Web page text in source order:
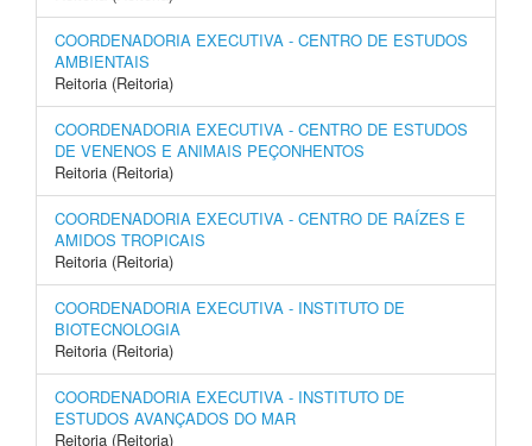
COORDENADORIA EXECUTIVA - CENTRO DE ESTUDOS
AMBIENTAIS
Reitoria (Reitoria)
COORDENADORIA EXECUTIVA - CENTRO DE ESTUDOS
DE VENENOS E ANIMAIS PEÇONHENTOS
Reitoria (Reitoria)
COORDENADORIA EXECUTIVA - CENTRO DE RAÍZES E
AMIDOS TROPICAIS
Reitoria (Reitoria)
COORDENADORIA EXECUTIVA - INSTITUTO DE
BIOTECNOLOGIA
Reitoria (Reitoria)
COORDENADORIA EXECUTIVA - INSTITUTO DE
ESTUDOS AVANÇADOS DO MAR
Reitoria (Reitoria)